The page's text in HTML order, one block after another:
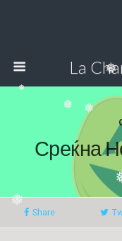
❅
❅
❅
❅
La
Среќна
Share